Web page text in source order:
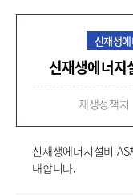
신재생
신재생에너지
재생정책처
신재생에너지설비
내합니다.